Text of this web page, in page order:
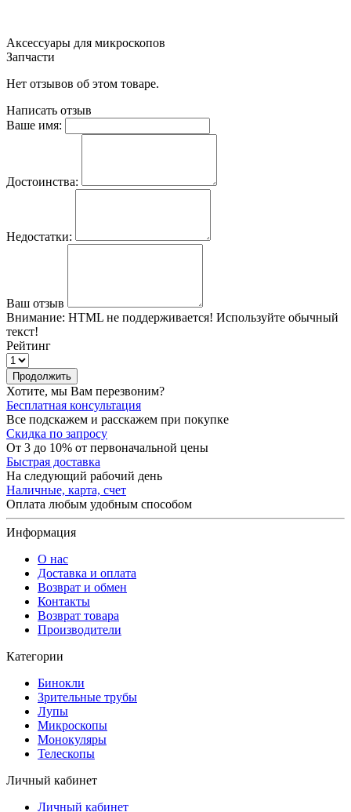
Аксессуары для микроскопов
Запчасти
Нет отзывов об этом товаре.
Написать отзыв
Ваше имя:
Достоинства:
Недостатки:
Ваш отзыв
Внимание: HTML не поддерживается! Используйте обычный
текст!
Рейтинг
Продолжить
Хотите, мы Вам перезвоним?
Бесплатная консультация
Все подскажем и расскажем при покупке
Скидка по запросу
От 3 до 10% от первоначальной цены
Быстрая доставка
На следующий рабочий день
Наличные, карта, счет
Оплата любым удобным способом
Информация
О нас
Доставка и оплата
Возврат и обмен
Контакты
Возврат товара
Производители
Категории
Бинокли
Зрительные трубы
Лупы
Микроскопы
Монокуляры
Телескопы
Личный кабинет
Личный кабинет